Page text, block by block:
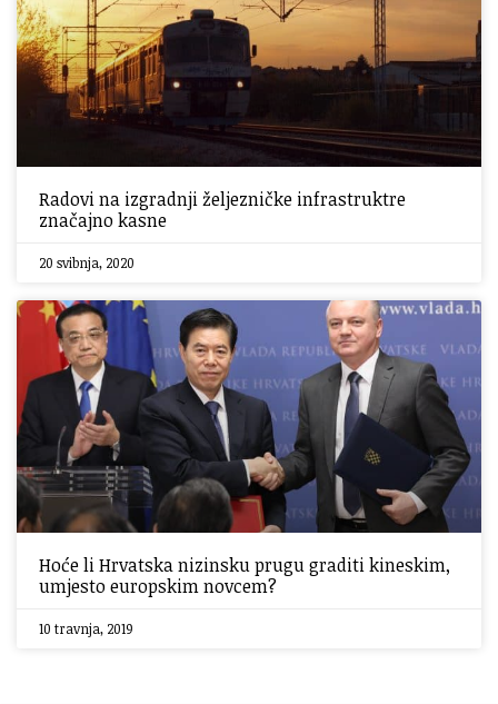
Radovi na izgradnji željezničke infrastruktre
značajno kasne
20 svibnja, 2020
Hoće li Hrvatska nizinsku prugu graditi kineskim,
umjesto europskim novcem?
10 travnja, 2019